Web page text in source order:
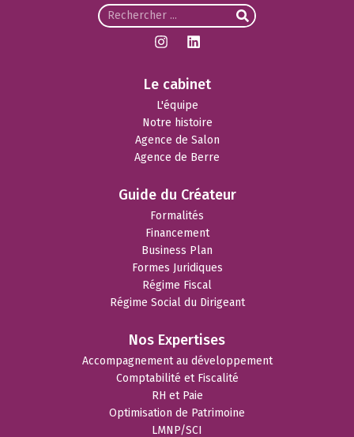
Le cabinet
L'équipe
Notre histoire
Agence de Salon
Agence de Berre
Guide du Créateur
Formalités
Financement
Business Plan
Formes Juridiques
Régime Fiscal
Régime Social du Dirigeant
Nos Expertises
Accompagnement au développement
Comptabilité et Fiscalité
RH et Paie
Optimisation de Patrimoine
LMNP/SCI